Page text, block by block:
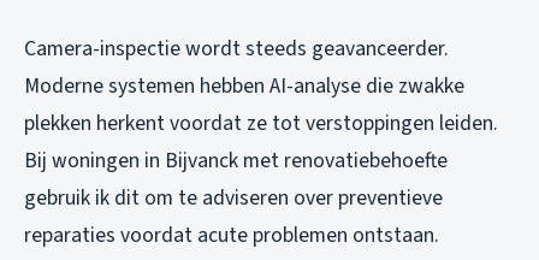
Camera-inspectie wordt steeds geavanceerder.
Moderne systemen hebben AI-analyse die zwakke
plekken herkent voordat ze tot verstoppingen leiden.
Bij woningen in Bijvanck met renovatiebehoefte
gebruik ik dit om te adviseren over preventieve
reparaties voordat acute problemen ontstaan.